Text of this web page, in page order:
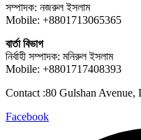
সম্পাদক: নজরুল ইসলাম
Mobile: +8801713065365
বার্তা বিভাগ
নির্বাহী সম্পাদক: মনিরুল ইসলাম
Mobile: +8801717408393
Contact :80 Gulshan Avenue,
Facebook